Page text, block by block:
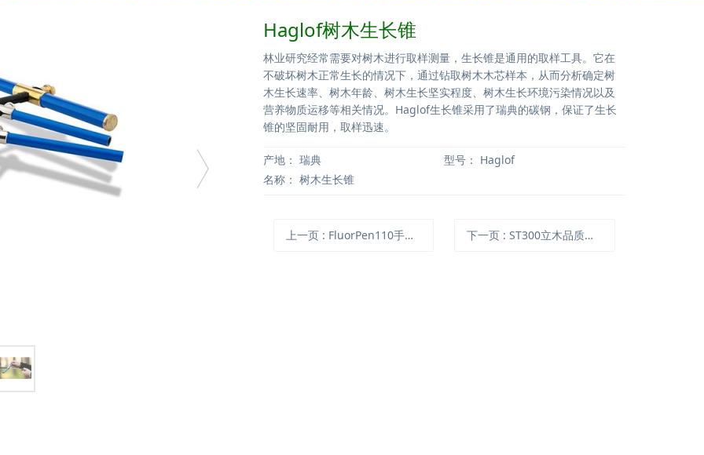
Haglof树木生长锥
林业研究经常需要对树木进行取样测量，生长锥是通用的取样工具。它在
不破坏树木正常生长的情况下，通过钻取树木木芯样本，从而分析确定树
木生长速率、树木年龄、树木生长坚实程度、树木生长环境污染情况以及
营养物质运移等相关情况。Haglof生长锥采用了瑞典的碳钢，保证了生长
锥的坚固耐用，取样迅速。
产地： 瑞典 型号： Haglof
名称： 树木生长锥
上一页 : FluorPen110手持式叶绿素荧光仪 下一页 : ST300立木品质测量仪